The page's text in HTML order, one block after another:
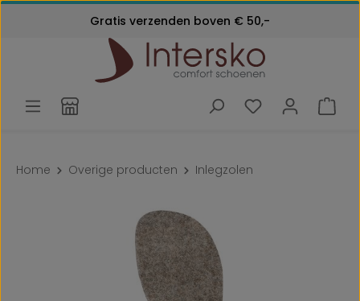
Ga naar de hoofdinhoud
24 maanden garantie
Klantenservice: 072 - 571 79 79
Gratis verzenden boven € 50,-
Home Overige producten Inlegzolen
Afbeeldingengalerij overslaan